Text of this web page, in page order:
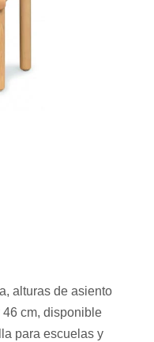
alturas de asiento
46 cm, disponible
para escuelas y